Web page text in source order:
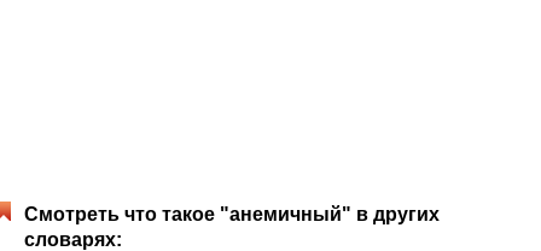
Смотреть что такое "анемичный" в других
словарях: